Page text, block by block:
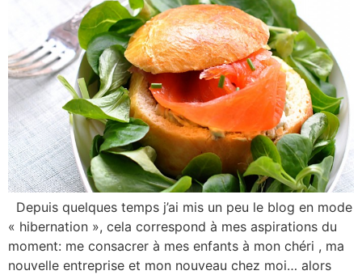
Depuis quelques temps j’ai mis un peu le blog en mode
« hibernation », cela correspond à mes aspirations du
moment: me consacrer à mes enfants à mon chéri , ma
nouvelle entreprise et mon nouveau chez moi… alors